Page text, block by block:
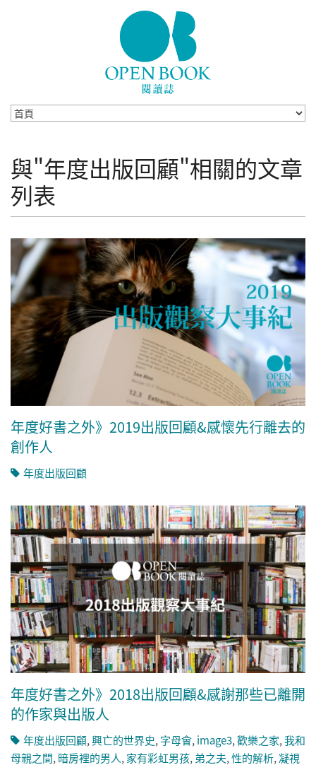
與"年度出版回顧"相關的文章
列表
年度好書之外》2019出版回顧&感懷先行離去的
創作人
年度出版回顧
年度好書之外》2018出版回顧&感謝那些已離開
的作家與出版人
年度出版回顧,興亡的世界史, 字母會, image3,歡樂之家,我和
母親之間, 暗房裡的男人, 家有彩虹男孩, 弟之夫,性的解析, 凝視